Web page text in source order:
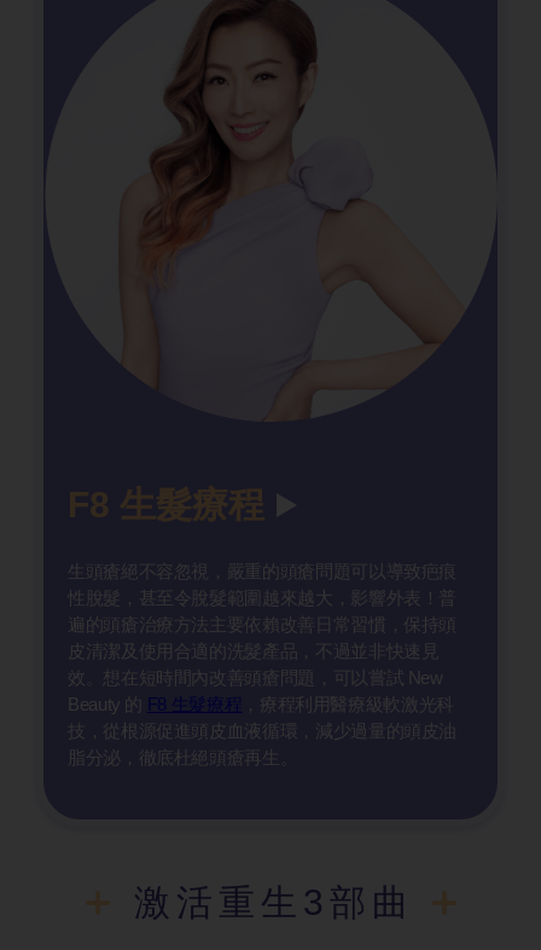
F8 生髮療程
生頭瘡絕不容忽視，嚴重的頭瘡問題可以導致疤痕
性脫髮，甚至令脫髮範圍越來越大，影響外表！普
遍的頭瘡治療方法主要依賴改善日常習慣，保持頭
皮清潔及使用合適的洗髮產品，不過並非快速見
效。想在短時間內改善頭瘡問題，可以嘗試 New
Beauty 的
F8 生髮療程
，療程利用醫療級軟激光科
技，從根源促進頭皮血液循環，減少過量的頭皮油
脂分泌，徹底杜絕頭瘡再生。
激活重生3部曲